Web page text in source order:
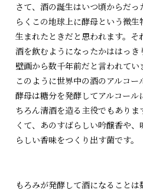
さて、酒の誕生はいつ頃からだ
らくこの地球上に酵母という微
生まれたときだと思われます。
酒を飲むようになったかははっ
壁画から数千年前だと言われてい
このように世界中の酒のアルコー
酵母は糖分を発酵してアルコール
ちろん清酒を造る主役でもあり
くて、あのすばらしい吟醸香や
らしい香味をつくり出す菌です。
もろみが発酵して酒になること